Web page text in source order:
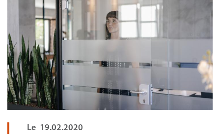
Le 19.02.2020